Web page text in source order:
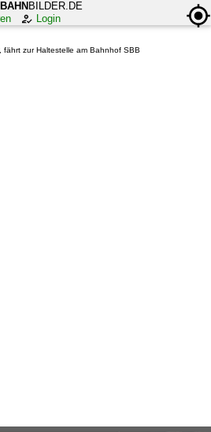
BAHN BILDER.DE
Login
zur Haltestelle am Bahnhof SBB